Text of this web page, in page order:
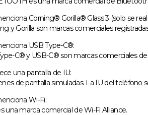
Corning® Gorilla® Glass 3 (solo se
y Gorilla son marcas comerciales
USB Type-C®:
C® y USB-C® son marcas comerciales
una pantalla de IU:
de pantalla simuladas. La IU del teléfono
Wi-Fi:
una marca comercial de Wi-Fi Alliance.